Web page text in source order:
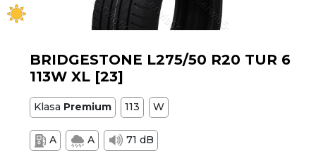
BRIDGESTONE L275/50 R20 TUR 6
113W XL [23]
Klasa Premium 113 W
A A 71 dB